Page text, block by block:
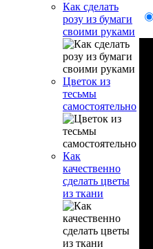
Как сделать
розу из бумаги
своими руками
Цветок из
тесьмы
самостоятельно
Как
качественно
сделать цветы
из ткани